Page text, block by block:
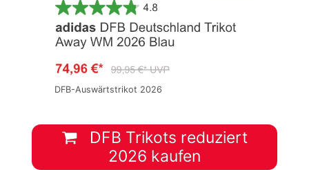
DFB-Auswärtstrikot 2026
DFB Trikots reduziert
2026 kaufen